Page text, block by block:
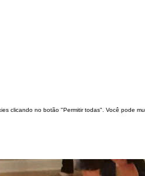
clicando no botão "Permitir todas". Você pode